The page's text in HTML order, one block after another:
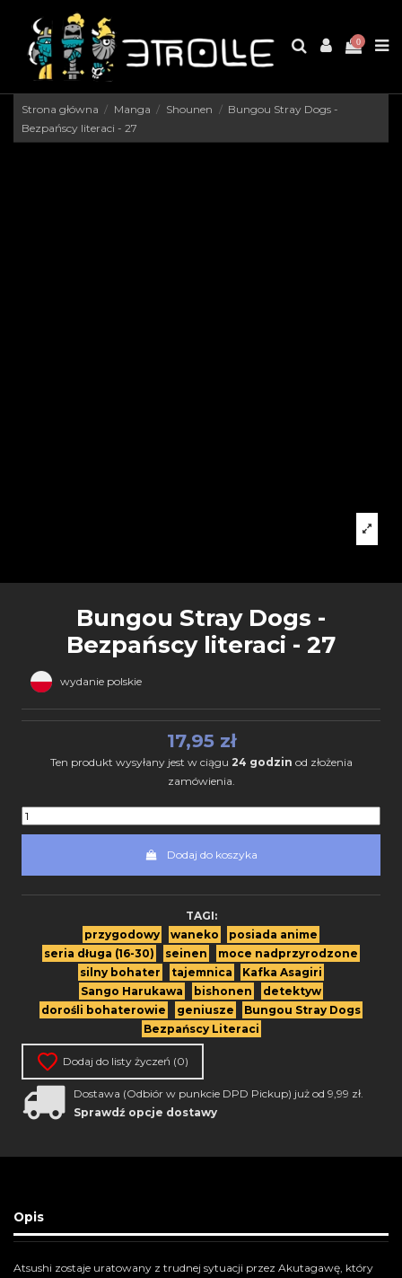
0
Strona główna Manga Shounen
Bungou Stray Dogs -
Bezpańscy literaci - 27
Bungou Stray Dogs -
Bezpańscy literaci - 27
wydanie polskie
17,95 zł
Ten produkt wysyłany jest w ciągu 24 godzin od złożenia
zamówienia.
Dodaj do koszyka
TAGI:
przygodowy
waneko
posiada anime
seria długa (16-30)
seinen
moce nadprzyrodzone
silny bohater
tajemnica
Kafka Asagiri
Sango Harukawa
bishonen
detektyw
dorośli bohaterowie
geniusze
Bungou Stray Dogs
Bezpańscy Literaci
Dodaj do listy życzeń (0)
Dostawa (Odbiór w punkcie DPD Pickup) już od 9,99 zł.
Sprawdź opcje dostawy
Opis
Atsushi zostaje uratowany z trudnej sytuacji przez Akutagawę, który